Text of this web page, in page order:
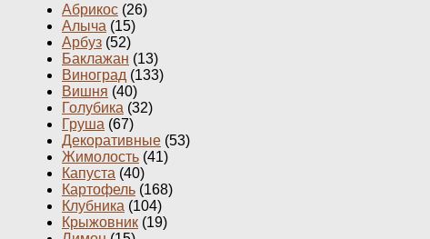
Абрикос (26)
Алыча (15)
Арбуз (52)
Баклажан (13)
Виноград (133)
Вишня (40)
Голубика (32)
Груша (67)
Декоративные (53)
Жимолость (41)
Капуста (40)
Картофель (168)
Клубника (104)
Крыжовник (19)